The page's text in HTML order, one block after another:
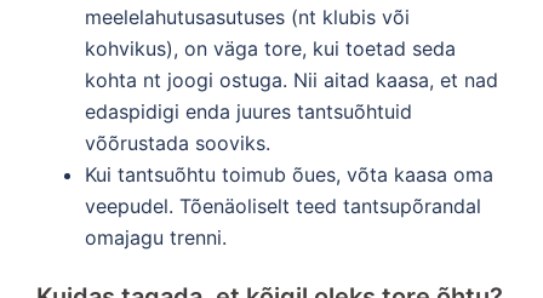
meelelahutusasutuses (nt klubis või
kohvikus), on väga tore, kui toetad seda
kohta nt joogi ostuga. Nii aitad kaasa, et nad
edaspidigi enda juures tantsuõhtuid
võõrustada sooviks.
Kui tantsuõhtu toimub õues, võta kaasa oma
veepudel. Tõenäoliselt teed tantsupõrandal
omajagu trenni.